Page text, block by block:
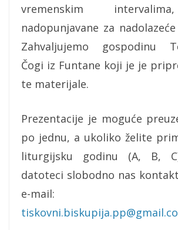
vremenskim
nadopunjavane za
Zahvaljujemo gospodinu
Čogi iz Funtane koji je je
te materijale.
Prezentacije je moguće
po jednu, a ukoliko želite
liturgijsku godinu (A, B,
datoteci slobodno nas
e-mail: